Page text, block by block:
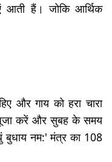
आती हैं। जोकि आर्थिक
और गाय को हरा चारा
पूजा करें और सुबह के समय
नम:' मंत्र का 108